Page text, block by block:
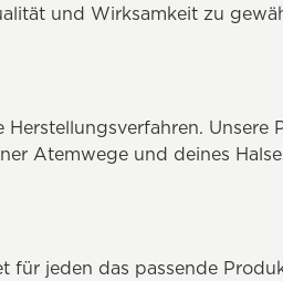
und Wirksamkeit zu
Unsere
Atemwege und deines
für jeden das passende